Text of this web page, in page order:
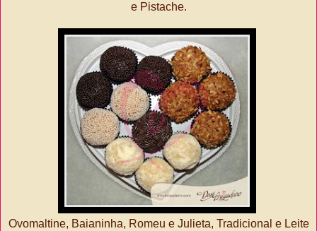
e Pistache.
Ovomaltine, Baianinha, Romeu e Julieta, Tradicional e Leite